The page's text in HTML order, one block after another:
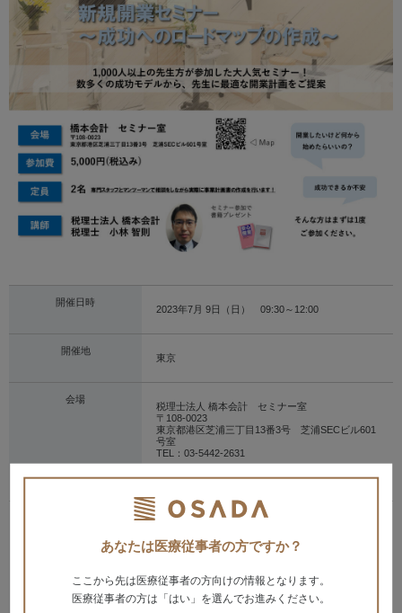
あなたは医療従事者の方ですか？
ここから先は医療従事者の方向けの情報となります。
医療従事者の方は「はい」を選んでお進みください。
サイトマップ
Global
OSADAグループサイト
獣医科サイト
ZOOM UP
サイト利用規約
個人情報保護
開催日時
2023年7月 9日（日） 09:30～12:00
開催地
東京
会場
税理士法人 橋本会計 セミナー室
〒108-0023
東京都港区芝浦三丁目13番3号 芝浦SECビル601
号室
TEL：03-5442-2631
※当日は9：20までに会場へお越し下さい。
セミナーの中では、実際に専門スタッフとマンツ
ーマンでの事業計画の作成を行います。
～成功へのロードマップの作成～
1. データから読みとる最新歯科開業の実際